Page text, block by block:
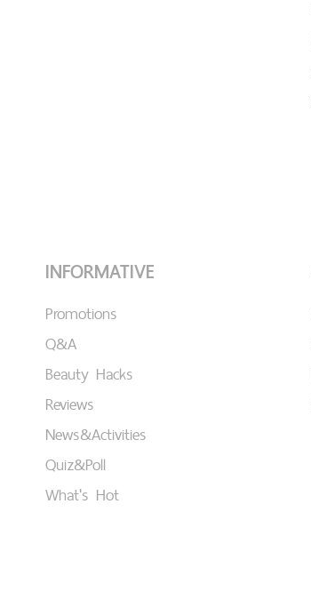
INFORMATIVE
Promotions
Q&A
Beauty Hacks
Reviews
News&Activities
Quiz&Poll
What's Hot